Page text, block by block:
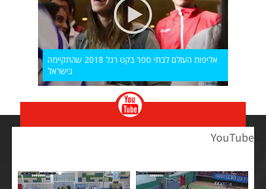
אליפות העולם לבתי ספר בקט רגל 2018 שהתקיימה
בישראל
YouTube